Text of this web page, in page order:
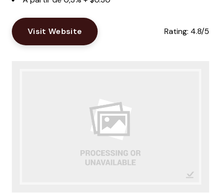
Visit Website Rating: 4.8/5